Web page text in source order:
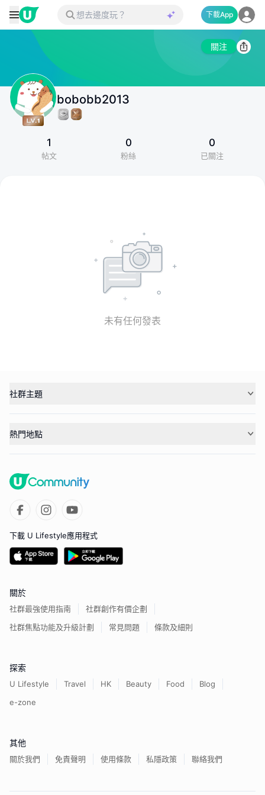
下載App
關注
bobobb2013
1
帖文
0
粉絲
0
已關注
未有任何發表
社群主題
熱門地點
下載 U Lifestyle應用程式
關於
社群最強使用指南
社群創作有價企劃
社群焦點功能及升級計劃
常見問題 條款及細則
探索
U Lifestyle Travel HK Beauty Food
Blog
e-zone
其他
關於我們 免責聲明 使用條款 私隱政策 聯絡我們